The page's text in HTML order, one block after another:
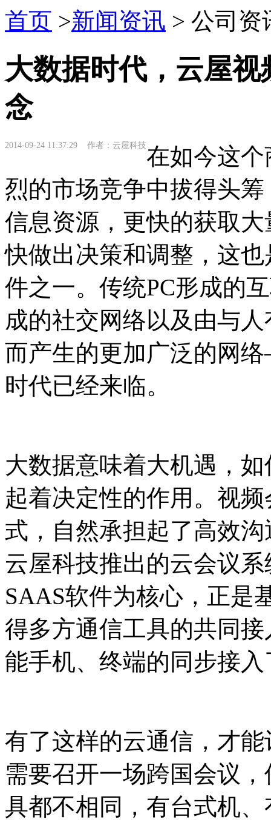
首页 >新闻资讯 > 公司资
大数据时代，云屋
念
2014-09-24 11:37:29 作者：云屋科技在如今这
烈的市场竞争中拔得头
信息资源，更快的获取
快做出决策和调整，这
件之一。传统PC形成的
成的社交网络以及由与
而产生的更加广泛的网
时代已经来临。
大数据意味着大机遇，
起着决定性的作用。视
式，自然承担起了高效
云屋科技推出的云会议
SAAS软件为核心，正是
得多方通信工具的共同
能手机、终端的同步接入
有了这样的云通信，才
需要召开一场跨国会议
具都不相同，有台式机